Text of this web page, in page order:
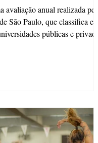
avaliação anual realizada pelo
São Paulo, que classifica e
públicas e privadas